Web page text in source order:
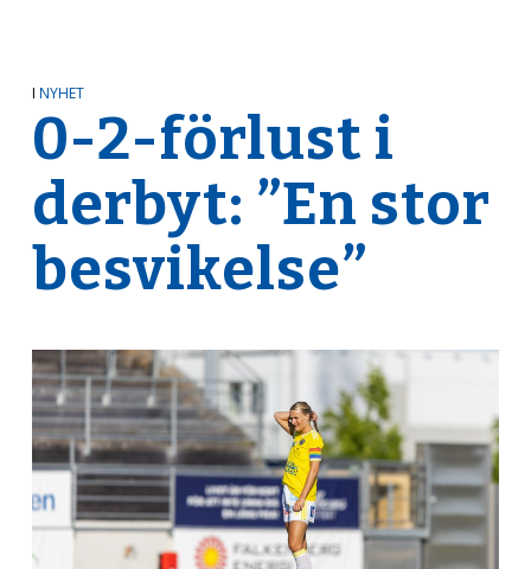
I NYHET
0-2-förlust i
derbyt: ”En stor
besvikelse”